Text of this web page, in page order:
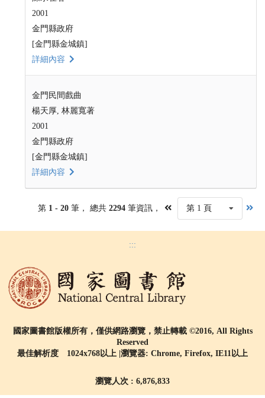
2001
金門縣政府
[金門縣金城鎮]
詳細內容
金門民間戲曲
楊天厚, 林麗寬著
2001
金門縣政府
[金門縣金城鎮]
詳細內容
第 1 - 20 筆， 總共 2294筆資訊， 第 1 頁
:::
國家圖書館版權所有，僅供網路瀏覽，禁止轉載 ©2016, All Rights
Reserved
最佳解析度 1024x768以上 |瀏覽器: Chrome, Firefox, IE11以上
瀏覽人次 : 6,876,833